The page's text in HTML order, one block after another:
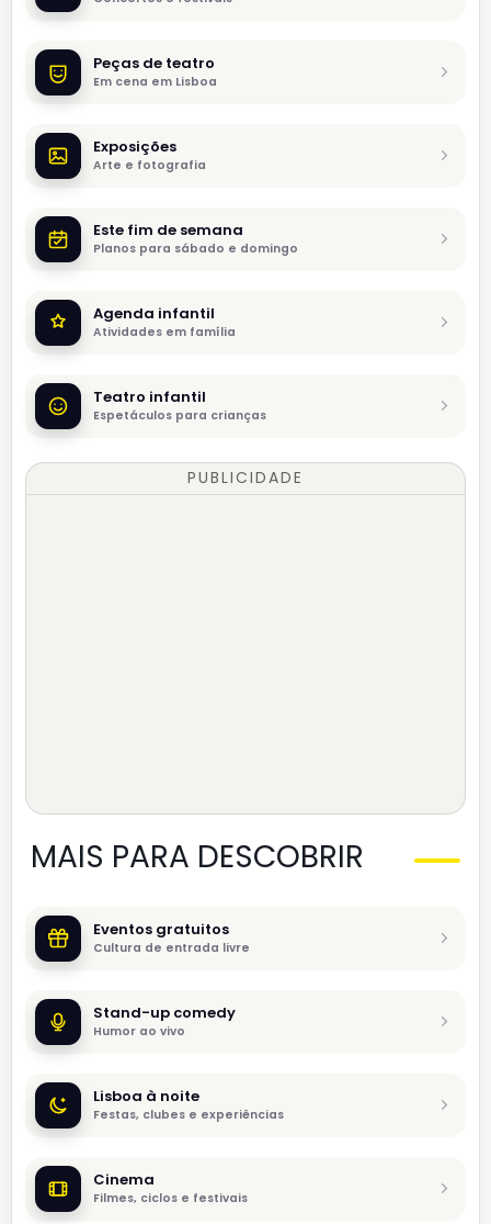
Peças de teatro
Em cena em Lisboa
Exposições
Arte e fotografia
Este fim de semana
Planos para sábado e domingo
Agenda infantil
Atividades em família
Teatro infantil
Espetáculos para crianças
PUBLICIDADE
MAIS PARA DESCOBRIR
Eventos gratuitos
Cultura de entrada livre
Stand-up comedy
Humor ao vivo
Lisboa à noite
Festas, clubes e experiências
Cinema
Filmes, ciclos e festivais